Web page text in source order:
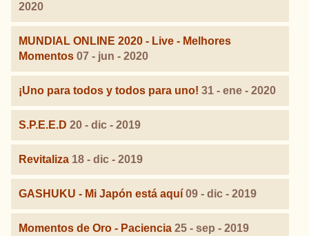
2020
MUNDIAL ONLINE 2020 - Live - Melhores
Momentos 07 - jun - 2020
¡Uno para todos y todos para uno! 31 - ene - 2020
S.P.E.E.D 20 - dic - 2019
Revitaliza 18 - dic - 2019
GASHUKU - Mi Japón está aquí 09 - dic - 2019
Momentos de Oro - Paciencia 25 - sep - 2019